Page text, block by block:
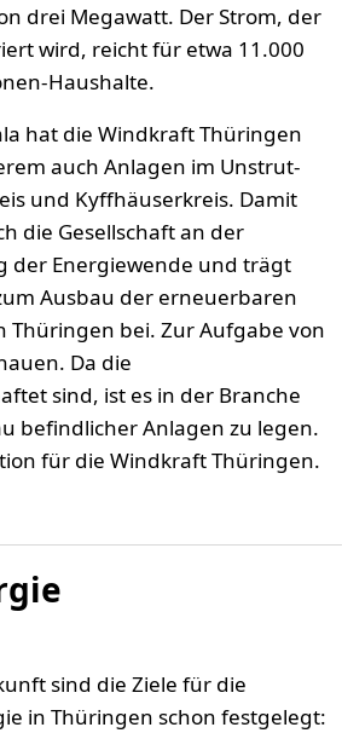
drei Megawatt. Der Strom, der
wird, reicht für etwa 11.000
Haushalte.
hat die Windkraft Thüringen
auch Anlagen im Unstrut-
und Kyffhäuserkreis. Damit
die Gesellschaft an der
der Energiewende und trägt
Ausbau der erneuerbaren
Thüringen bei. Zur Aufgabe von
Da die
sind, ist es in der Branche
befindlicher Anlagen zu legen.
für die Windkraft Thüringen.
sind die Ziele für die
in Thüringen schon festgelegt: